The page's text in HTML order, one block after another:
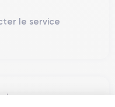
le service
/5